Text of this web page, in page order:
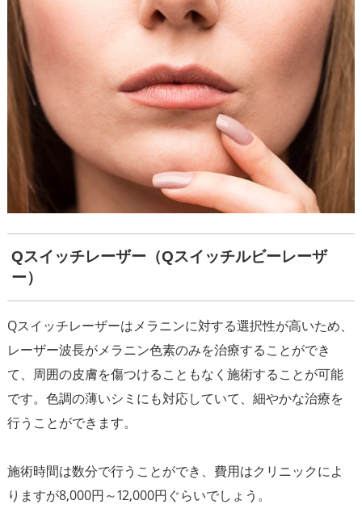
Qスイッチレーザー（Qスイッチルビーレーザ
ー）
Qスイッチレーザーはメラニンに対する選択性が高いため、
レーザー波長がメラニン色素のみを治療することができ
て、周囲の皮膚を傷つけることもなく施術することが可能
です。色調の薄いシミにも対応していて、細やかな治療を
行うことができます。
施術時間は数分で行うことができ、費用はクリニックによ